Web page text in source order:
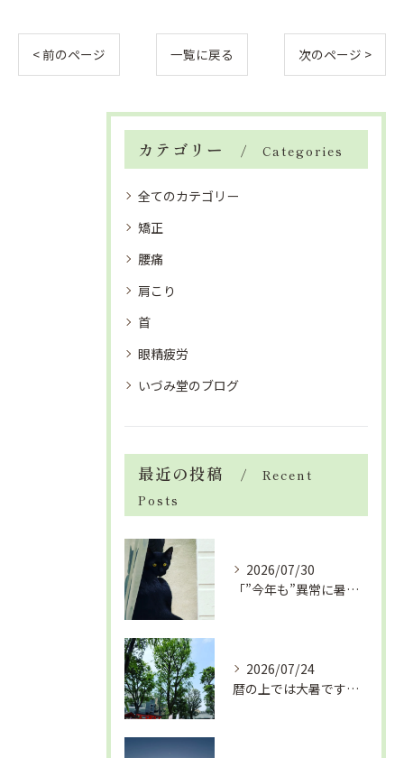
< 前のページ 一覧に戻る 次のページ >
カテゴリー Categories
全てのカテゴリー
矯正
腰痛
肩こり
首
眼精疲労
いづみ堂のブログ
最近の投稿
Recent
Posts
2026/07/30
「”今年も”異常に暑い夏」酷暑+冷房＝夏風邪、腰痛、ひざの痛...
2026/07/24
暦の上では大暑です！腰痛や肩こりから来る頭痛